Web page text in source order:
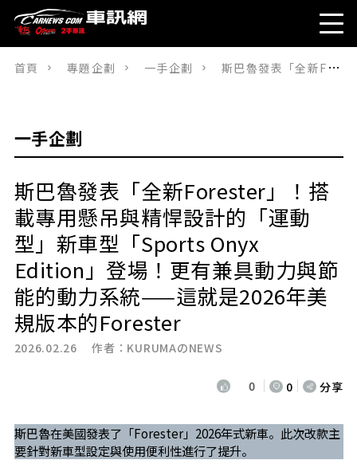
首頁 專題企劃 一手企劃 斯巴魯發表「全新Forester」！搭載專用懸吊與精悍設計的「運動型」新車型「Sports Onyx Edition」登場！更有兼具動力與節能的動力系統——這就是2026年美規版本的Forester
一手企劃
斯巴魯發表「全新Forester」！搭
載專用懸吊與精悍設計的「運動
型」新車型「Sports Onyx
Edition」登場！更有兼具動力與節
能的動力系統——這就是2026年美
規版本的Forester
2026.02.26 作者： KURUMAのNEWS
0 0 分享
斯巴魯在美國發表了「Forester」2026年式新車。此次改款主
要針對新車型設定與使用便利性進行了提升。